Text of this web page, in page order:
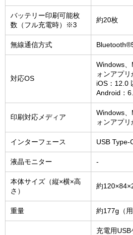
バッテリー印刷可能枚
数（フル充電時）※3
約20枚
無線通信方式
対応OS
Windows
ォンアプリ
iOS：12.0
Android：
印刷対応メディア
Windows
ォンアプリ
インターフェース USB Type-
液晶モニター -
本体サイズ（縦×横×高
さ）
約
重量 約177g（用
充電用